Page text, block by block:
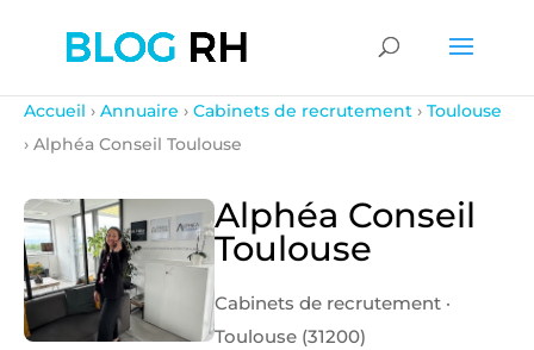
Accueil › Annuaire › Cabinets de recrutement › Toulouse
› Alphéa Conseil Toulouse
Alphéa Conseil
Toulouse
Cabinets de recrutement ·
Toulouse (31200)